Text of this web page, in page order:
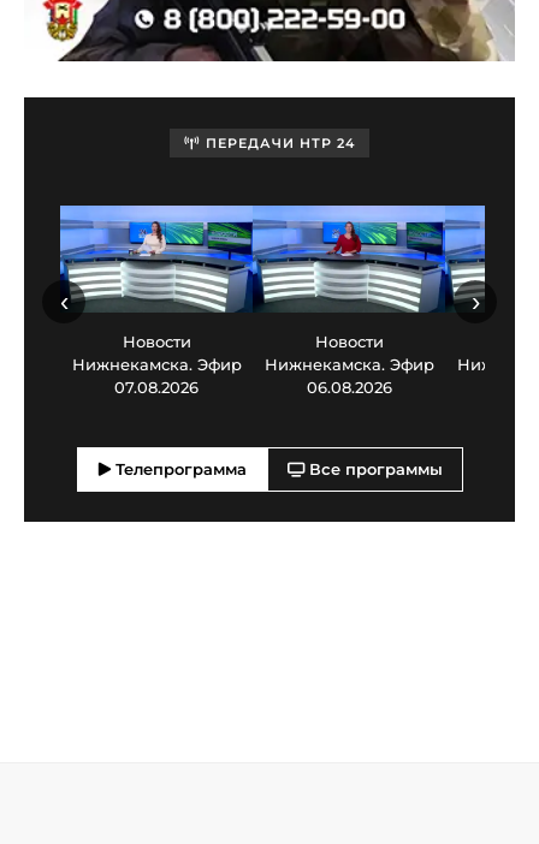
ПЕРЕДАЧИ НТР 24
Новости
Нижнекамска. Эфир
07.08.2026
Новости
Нижнекамска. Эфир
06.08.2026
‹ ›
Телепрограмма Все программы